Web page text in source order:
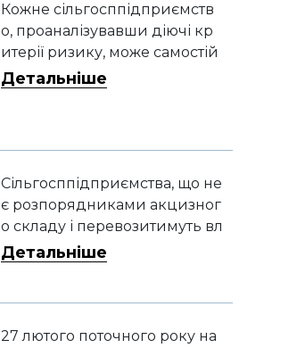
Кожне сільгосппідприємств
о, проаналізувавши діючі кр
итерії ризику, може самостій
но визначити, як часто його
Детальніше
Сільгосппідприємства, що не
є розпорядниками акцизног
о складу і перевозитимуть вл
асним (орендованим) транс
льного
Детальніше
27 лютого поточного року на